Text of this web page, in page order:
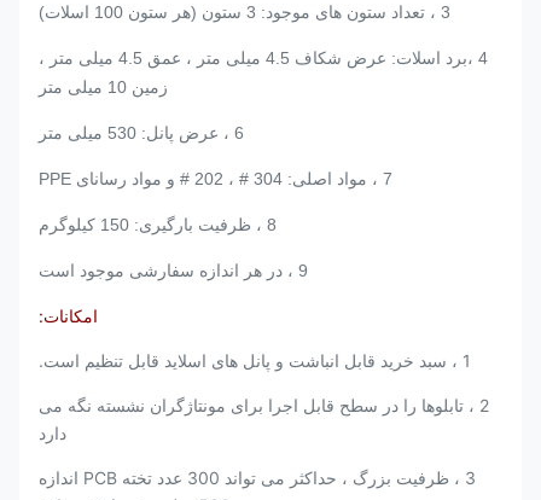
3 ، تعداد ستون های موجود: 3 ستون (هر ستون 100 اسلات)
4 ،
برد اسلات: عرض شکاف 4.5 میلی متر ، عمق 4.5 میلی متر ،
زمین 10 میلی متر
6 ، عرض پانل: 530 میلی متر
7 ، مواد اصلی: 304 # ، 202 # و مواد رسانای PPE
8 ، ظرفیت بارگیری: 150 کیلوگرم
9 ، در هر اندازه سفارشی موجود است
امکانات:
1 ، سبد خرید قابل انباشت و پانل های اسلاید قابل تنظیم است.
2 ، تابلوها را در سطح قابل اجرا برای مونتاژگران نشسته نگه می
دارد
3 ، ظرفیت بزرگ ، حداکثر می تواند 300 عدد تخته PCB اندازه